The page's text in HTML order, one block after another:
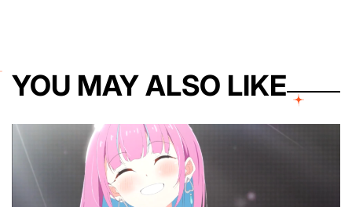
YOU MAY ALSO LIKE